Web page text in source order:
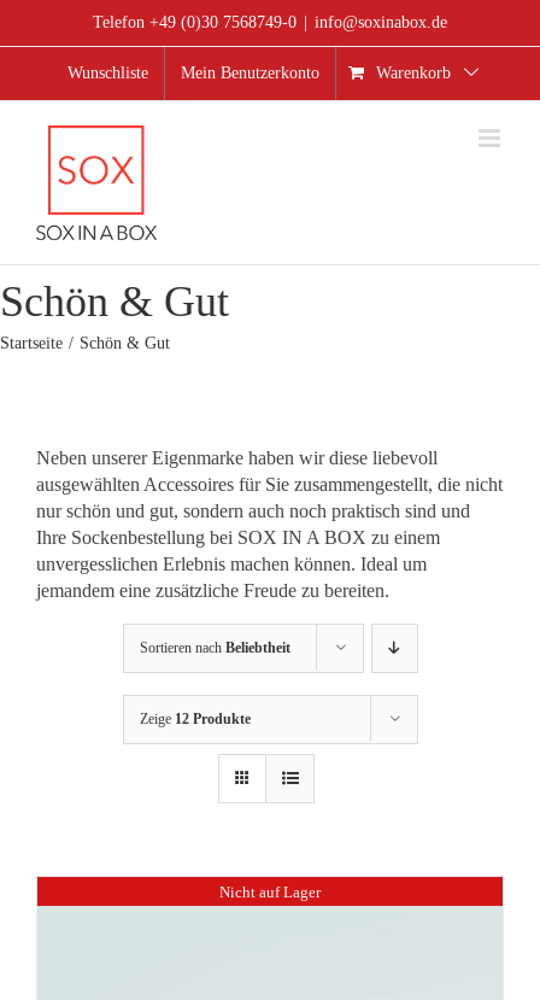
Telefon +49 (0)30 7568749-0 info@soxinabox.de
Wunschliste Mein Benutzerkonto Warenkorb
Schön & Gut
Startseite Schön & Gut
Neben unserer Eigenmarke haben wir diese liebevoll
ausgewählten Accessoires für Sie zusammengestellt, die nicht
nur schön und gut, sondern auch noch praktisch sind und
Ihre Sockenbestellung bei SOX IN A BOX zu einem
unvergesslichen Erlebnis machen können. Ideal um
jemandem eine zusätzliche Freude zu bereiten.
Sortieren nach Beliebtheit
Zeige 12 Produkte
Nicht auf Lager